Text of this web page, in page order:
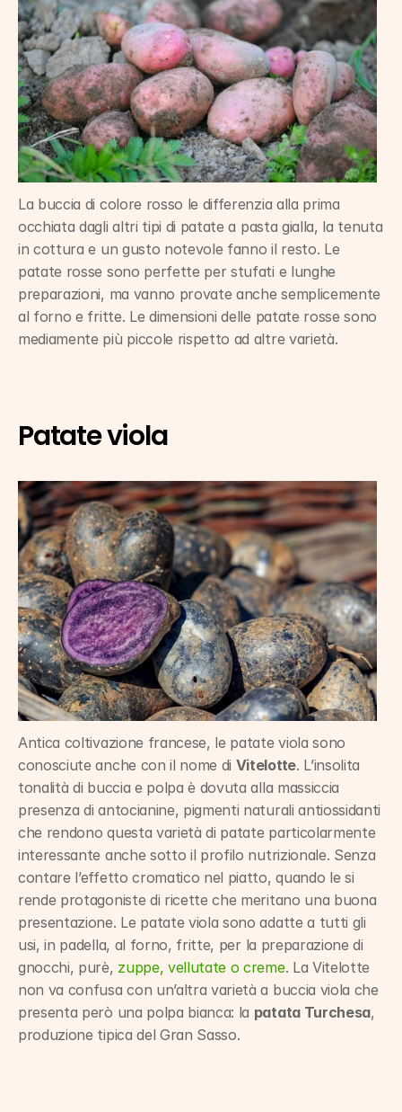
La buccia di colore rosso le differenzia alla prima
occhiata dagli altri tipi di patate a pasta gialla, la tenuta
in cottura e un gusto notevole fanno il resto. Le
patate rosse sono perfette per stufati e lunghe
preparazioni, ma vanno provate anche semplicemente
al forno e fritte. Le dimensioni delle patate rosse sono
mediamente più piccole rispetto ad altre varietà.
Patate viola
Antica coltivazione francese, le patate viola sono
conosciute anche con il nome di Vitelotte. L’insolita
tonalità di buccia e polpa è dovuta alla massiccia
presenza di antocianine, pigmenti naturali antiossidanti
che rendono questa varietà di patate particolarmente
interessante anche sotto il profilo nutrizionale. Senza
contare l’effetto cromatico nel piatto, quando le si
rende protagoniste di ricette che meritano una buona
presentazione. Le patate viola sono adatte a tutti gli
usi, in padella, al forno, fritte, per la preparazione di
gnocchi, purè, zuppe, vellutate o creme. La Vitelotte
non va confusa con un’altra varietà a buccia viola che
presenta però una polpa bianca: la patata Turchesa,
produzione tipica del Gran Sasso.